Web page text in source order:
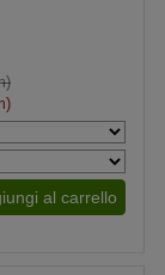
al carrello